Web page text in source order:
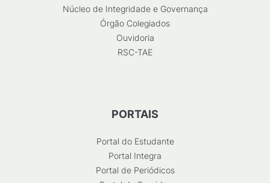
Núcleo de Integridade e Governança
Órgão Colegiados
Ouvidoria
RSC-TAE
PORTAIS
Portal do Estudante
Portal Integra
Portal de Periódicos